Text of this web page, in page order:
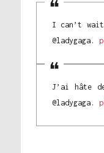
I can’t
@ladygaga.
J’ai hâte
@ladygaga.